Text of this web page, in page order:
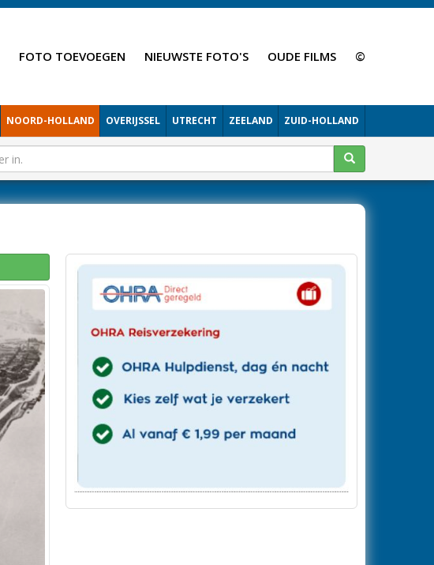
FOTO TOEVOEGEN NIEUWSTE FOTO'S OUDE FILMS ©
NOORD-HOLLAND OVERIJSSEL UTRECHT ZEELAND ZUID-HOLLAND